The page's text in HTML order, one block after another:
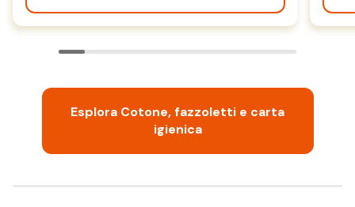
Esplora Cotone, fazzoletti e carta
igienica